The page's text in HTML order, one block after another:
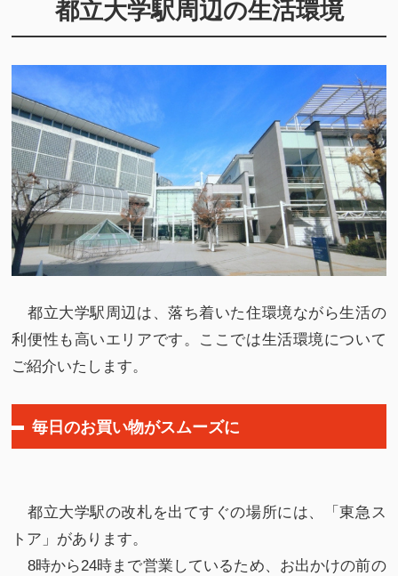
都立大学駅周辺の生活環境
都立大学駅周辺は、落ち着いた住環境ながら生活の
利便性も高いエリアです。ここでは生活環境について
ご紹介いたします。
毎日のお買い物がスムーズに
都立大学駅の改札を出てすぐの場所には、「東急ス
トア」があります。
8時から24時まで営業しているため、お出かけの前の